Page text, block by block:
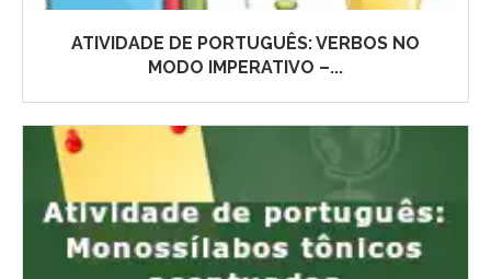
ATIVIDADE DE PORTUGUÊS: VERBOS NO
MODO IMPERATIVO –...